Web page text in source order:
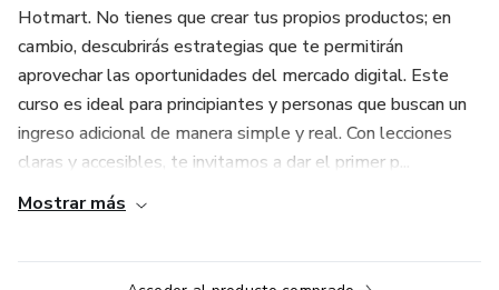
Hotmart. No tienes que crear tus propios productos; en
cambio, descubrirás estrategias que te permitirán
aprovechar las oportunidades del mercado digital. Este
curso es ideal para principiantes y personas que buscan un
ingreso adicional de manera simple y real. Con lecciones
claras y accesibles, te invitamos a dar el primer p...
Mostrar más